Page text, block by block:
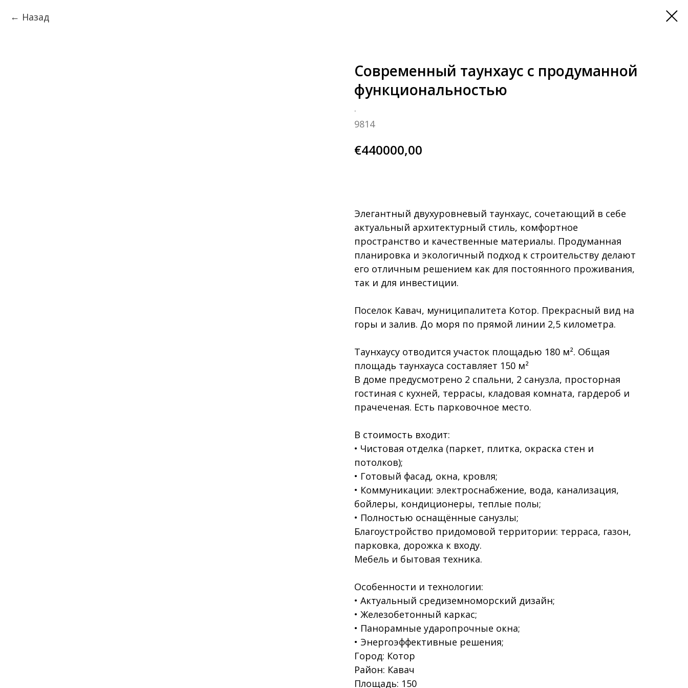
Назад
Современный таунхаус с продуманной
функциональностью
.
9814
€440000,00
Элегантный двухуровневый таунхаус, сочетающий в себе
актуальный архитектурный стиль, комфортное
пространство и качественные материалы. Продуманная
планировка и экологичный подход к строительству делают
его отличным решением как для постоянного проживания,
так и для инвестиции.
Поселок Кавач, муниципалитета Котор. Прекрасный вид на
горы и залив. До моря по прямой линии 2,5 километра.
Таунхаусу отводится участок площадью 180 м². Общая
площадь таунхауса составляет 150 м²
В доме предусмотрено 2 спальни, 2 санузла, просторная
гостиная с кухней, террасы, кладовая комната, гардероб и
прачеченая. Есть парковочное место.
В стоимость входит:
• Чистовая отделка (паркет, плитка, окраска стен и
потолков);
• Готовый фасад, окна, кровля;
• Коммуникации: электроснабжение, вода, канализация,
бойлеры, кондиционеры, теплые полы;
• Полностью оснащённые санузлы;
Благоустройство придомовой территории: терраса, газон,
парковка, дорожка к входу.
Мебель и бытовая техника.
Особенности и технологии:
• Актуальный средиземноморский дизайн;
• Железобетонный каркас;
• Панорамные ударопрочные окна;
• Энергоэффективные решения;
Город: Котор
Район: Кавач
Площадь: 150